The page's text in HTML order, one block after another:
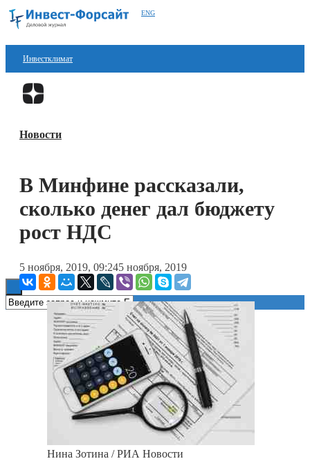
ENG
Инвестклимат
Финансы
Блокчейн
Новости
В Минфине рассказали,
сколько денег дал бюджету
рост НДС
5 ноября, 2019, 09:245 ноября, 2019
Нина Зотина / РИА Новости